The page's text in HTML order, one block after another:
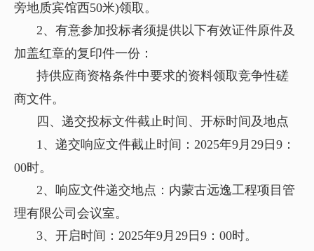
旁地质宾馆西50米)领取。
2、有意参加投标者须提供以下有效证件原件及
加盖红章的复印件一份：
持供应商资格条件中要求的资料领取竞争性磋
商文件。
四、递交投标文件截止时间、开标时间及地点
1、递交响应文件截止时间：2025年9月29日9：
00时。
2、响应文件递交地点：内蒙古远逸工程项目管
理有限公司会议室。
3、开启时间：2025年9月29日9：00时。